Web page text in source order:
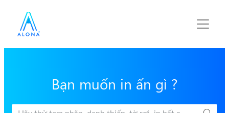
Bạn muốn in ấn gì ?